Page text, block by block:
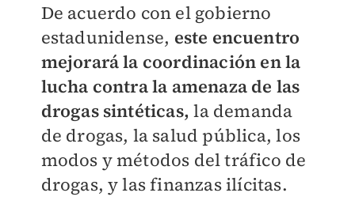
De acuerdo con el gobierno
estadunidense, este encuentro
mejorará la coordinación en la
lucha contra la amenaza de las
drogas sintéticas, la demanda
de drogas, la salud pública, los
modos y métodos del tráfico de
drogas, y las finanzas ilícitas.